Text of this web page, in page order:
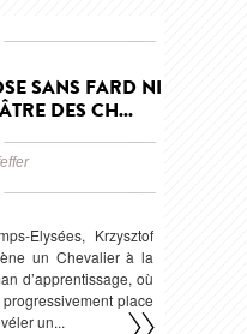
SANS FARD NI
DES CH...
Elysées, Krzysztof
un Chevalier à la
d’apprentissage, où
place
un...